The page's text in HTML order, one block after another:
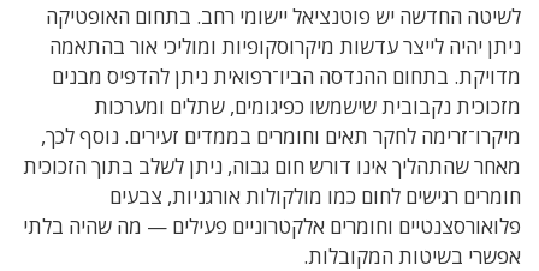
לשיטה החדשה יש פוטנציאל יישומי רחב. בתחום האופטיקה
ניתן יהיה לייצר עדשות מיקרוסקופיות ומוליכי אור בהתאמה
מדויקת. בתחום ההנדסה הביו־רפואית ניתן להדפיס מבנים
מזכוכית נקבובית שישמשו כפיגומים, שתלים ומערכות
מיקרו־זרימה לחקר תאים וחומרים בממדים זעירים. נוסף לכך,
מאחר שהתהליך אינו דורש חום גבוה, ניתן לשלב בתוך הזכוכית
חומרים רגישים לחום כמו מולקולות אורגניות, צבעים
פלואורסצנטיים וחומרים אלקטרוניים פעילים — מה שהיה בלתי
אפשרי בשיטות המקובלות.